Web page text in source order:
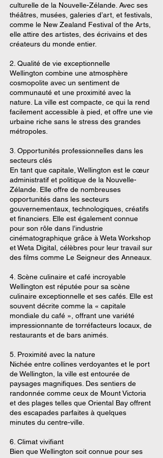
culturelle de la Nouvelle-Zélande. Avec ses
théâtres, musées, galeries d’art, et festivals,
comme le New Zealand Festival of the Arts,
elle attire des artistes, des écrivains et des
créateurs du monde entier.
2. Qualité de vie exceptionnelle
Wellington combine une atmosphère
cosmopolite avec un sentiment de
communauté et une proximité avec la
nature. La ville est compacte, ce qui la rend
facilement accessible à pied, et offre une vie
urbaine riche sans le stress des grandes
métropoles.
3. Opportunités professionnelles dans les
secteurs clés
En tant que capitale, Wellington est le cœur
administratif et politique de la Nouvelle-
Zélande. Elle offre de nombreuses
opportunités dans les secteurs
gouvernementaux, technologiques, créatifs
et financiers. Elle est également connue
pour son rôle dans l’industrie
cinématographique grâce à Weta Workshop
et Weta Digital, célèbres pour leur travail sur
des films comme Le Seigneur des Anneaux.
4. Scène culinaire et café incroyable
Wellington est réputée pour sa scène
culinaire exceptionnelle et ses cafés. Elle est
souvent décrite comme la « capitale
mondiale du café », offrant une variété
impressionnante de torréfacteurs locaux, de
restaurants et de bars animés.
5. Proximité avec la nature
Nichée entre collines verdoyantes et le port
de Wellington, la ville est entourée de
paysages magnifiques. Des sentiers de
randonnée comme ceux de Mount Victoria
et des plages telles que Oriental Bay offrent
des escapades parfaites à quelques
minutes du centre-ville.
6. Climat vivifiant
Bien que Wellington soit connue pour ses